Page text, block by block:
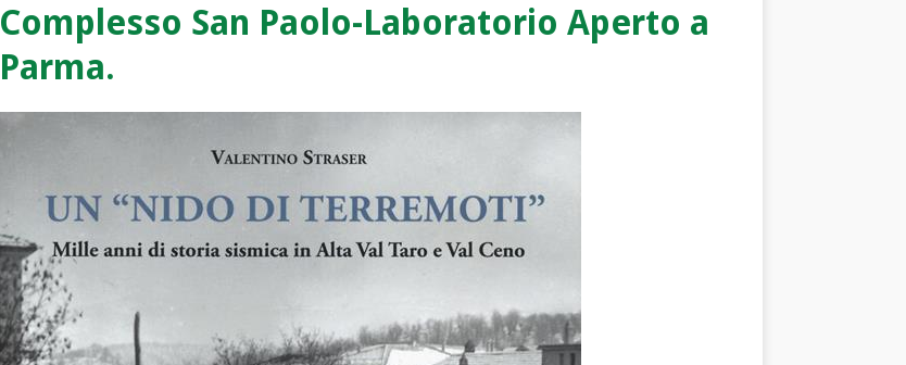
Complesso San Paolo-Laboratorio Aperto a
Parma.